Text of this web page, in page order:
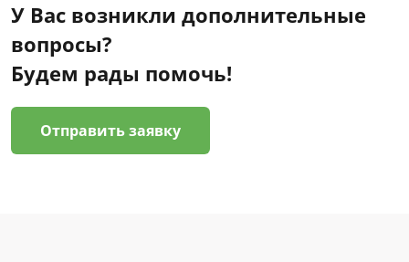
У Вас возникли дополнительные
вопросы?
Будем рады помочь!
Отправить заявку